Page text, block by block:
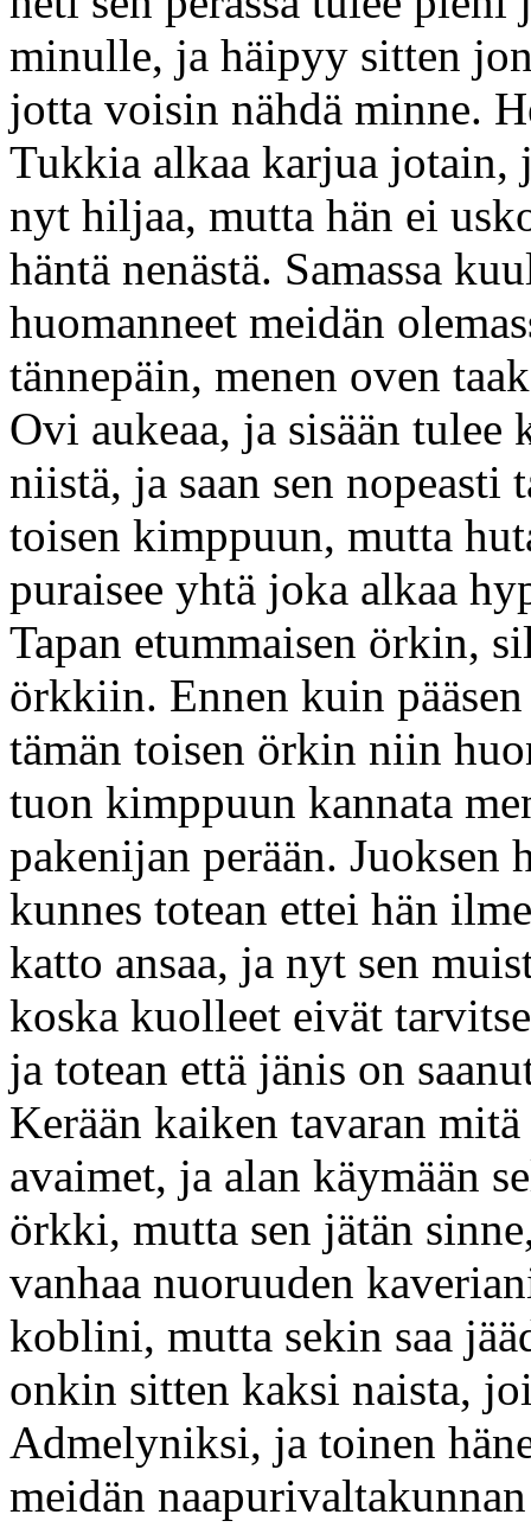
minulle, ja häipyy sitten
jotta voisin nähdä minne.
Tukkia alkaa karjua jotain,
nyt hiljaa, mutta hän ei
häntä nenästä. Samassa
huomanneet meidän
tännepäin, menen oven
Ovi aukeaa, ja sisään
niistä, ja saan sen
toisen kimppuun, mutta
puraisee yhtä joka alkaa
Tapan etummaisen örkin,
örkkiin. Ennen kuin
tämän toisen örkin niin
tuon kimppuun kannata
pakenijan perään. Juoksen
kunnes totean ettei hän
katto ansaa, ja nyt sen
koska kuolleet eivät
ja totean että jänis on
Kerään kaiken tavaran
avaimet, ja alan käymään
örkki, mutta sen jätän
vanhaa nuoruuden
koblini, mutta sekin saa
onkin sitten kaksi naista,
Admelyniksi, ja toinen
meidän